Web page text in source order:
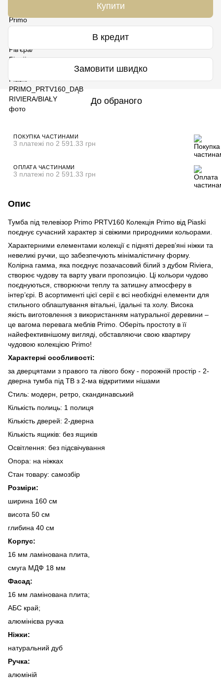
Купити
В кредит
Замовити швидко
До обраного
ПОКУПКА ЧАСТИНАМИ
3 платежі по 2 591.33 грн
ОПЛАТА ЧАСТИНАМИ
3 платежі по 2 591.33 грн
Опис
Тумба під телевізор Primo PRTV160 Колекція Primo від Piaski
поєднує сучасний характер зі свіжими природними кольорами.
Характерними елементами колекції є підняті дерев’яні ніжки та
невеликі ручки, що забезпечують мінімалістичну форму.
Колірна гамма, яка поєднує позачасовий білий з дубом Riviera,
створює чудову та варту уваги пропозицію. Ці кольори чудово
поєднуються, створюючи теплу та затишну атмосферу в
інтер’єрі. В асортименті цієї серії є всі необхідні елементи для
стильного облаштування вітальні, їдальні та холу. Висока
якість виготовлення з використанням натуральної деревини –
це вагома перевага меблів Primo. Оберіть простоту в її
найефективнішому вигляді, обставляючи свою квартиру
чудовою колекцією Primo!
Характерні особливості:
за дверцятами з правого та лівого боку - порожній простір - 2-
дверна тумба під ТВ з 2-ма відкритими нішами
Стиль: модерн, ретро, ​​скандинавський
Кількість полиць: 1 полиця
Кількість дверей: 2-дверна
Кількість ящиків: без ящиків
Освітлення: без підсвічування
Опора: на ніжках
Стан товару: самозбір
Розміри:
ширина 160 см
висота 50 см
глибина 40 см
Корпус:
16 мм ламінована плита,
смуга МДФ 18 мм
Фасад:
16 мм ламінована плита;
АБС край;
алюмінієва ручка
Ніжки:
натуральний дуб
Ручка:
алюміній